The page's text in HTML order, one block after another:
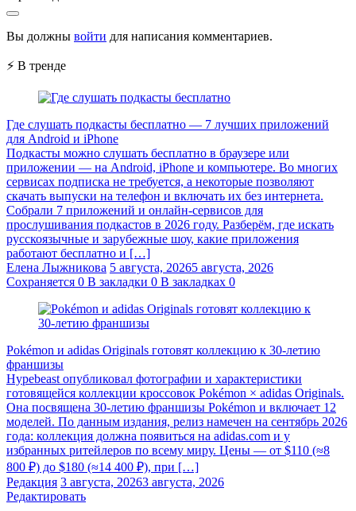
Вы должны войти для написания комментариев.
⚡ В тренде
Где слушать подкасты бесплатно — 7 лучших приложений
для Android и iPhone
Подкасты можно слушать бесплатно в браузере или
приложении — на Android, iPhone и компьютере. Во многих
сервисах подписка не требуется, а некоторые позволяют
скачать выпуски на телефон и включать их без интернета.
Собрали 7 приложений и онлайн-сервисов для
прослушивания подкастов в 2026 году. Разберём, где искать
русскоязычные и зарубежные шоу, какие приложения
работают бесплатно и […]
Елена Лыжникова 5 августа, 20265 августа, 2026
Сохраняется 0 В закладки 0 В закладках 0
Pokémon и adidas Originals готовят коллекцию к 30-летию
франшизы
Hypebeast опубликовал фотографии и характеристики
готовящейся коллекции кроссовок Pokémon × adidas Originals.
Она посвящена 30-летию франшизы Pokémon и включает 12
моделей. По данным издания, релиз намечен на сентябрь 2026
года: коллекция должна появиться на adidas.com и у
избранных ритейлеров по всему миру. Цены — от $110 (≈8
800 ₽) до $180 (≈14 400 ₽), при […]
Редакция 3 августа, 20263 августа, 2026
Редактировать